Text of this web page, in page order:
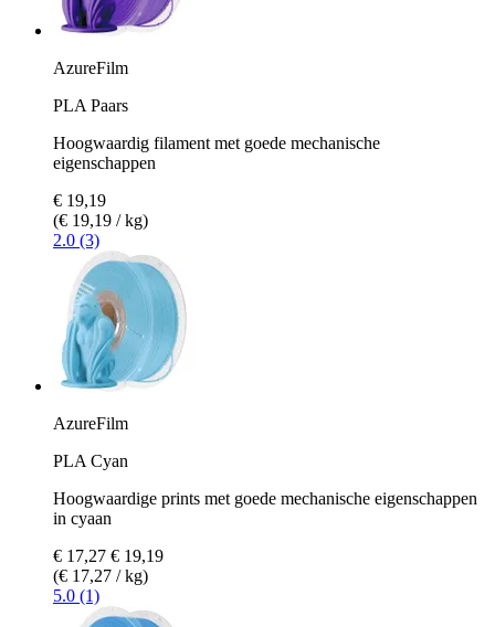
AzureFilm
PLA Paars
Hoogwaardig filament met goede mechanische
eigenschappen
€ 19,19
(€ 19,19 / kg)
2.0 (3)
AzureFilm
PLA Cyan
Hoogwaardige prints met goede mechanische eigenschappen
in cyaan
€ 17,27 € 19,19
(€ 17,27 / kg)
5.0 (1)